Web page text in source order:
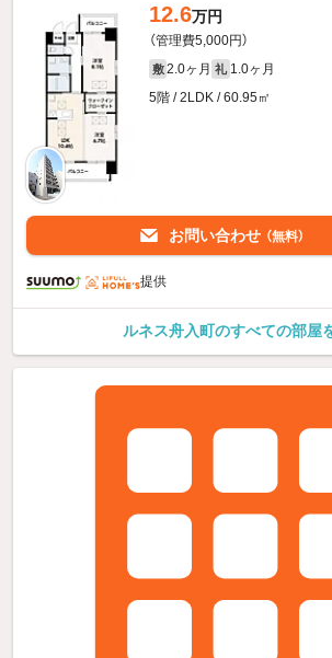
12.6万円
（管理費5,000円）
敷 2.0ヶ月 礼 1.0ヶ月
5階 / 2LDK / 60.95㎡
お問い合わせ （無料）
提供
ルネス舟入町のすべての部屋